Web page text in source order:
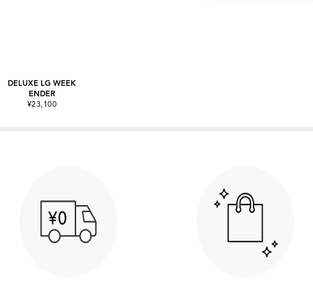
DELUXE LG WEEK
ENDER
¥23,100